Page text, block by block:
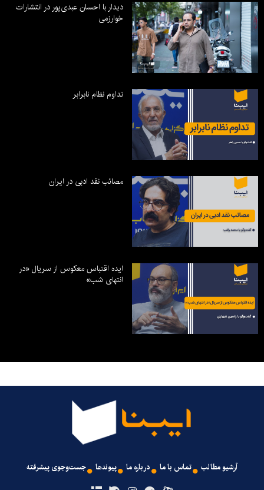
دیدار با احسان عبدی‌پور در انتشارات
خوارزمی
تداوم نظام نابرابر
مصائب نقد ادبی در ایران
ایده اقتباس معکوس از سریال «در
انتهای شب»
آرشیو مطالب تماس با ما درباره ما پیوندها جست‌وجوی پیشرفته